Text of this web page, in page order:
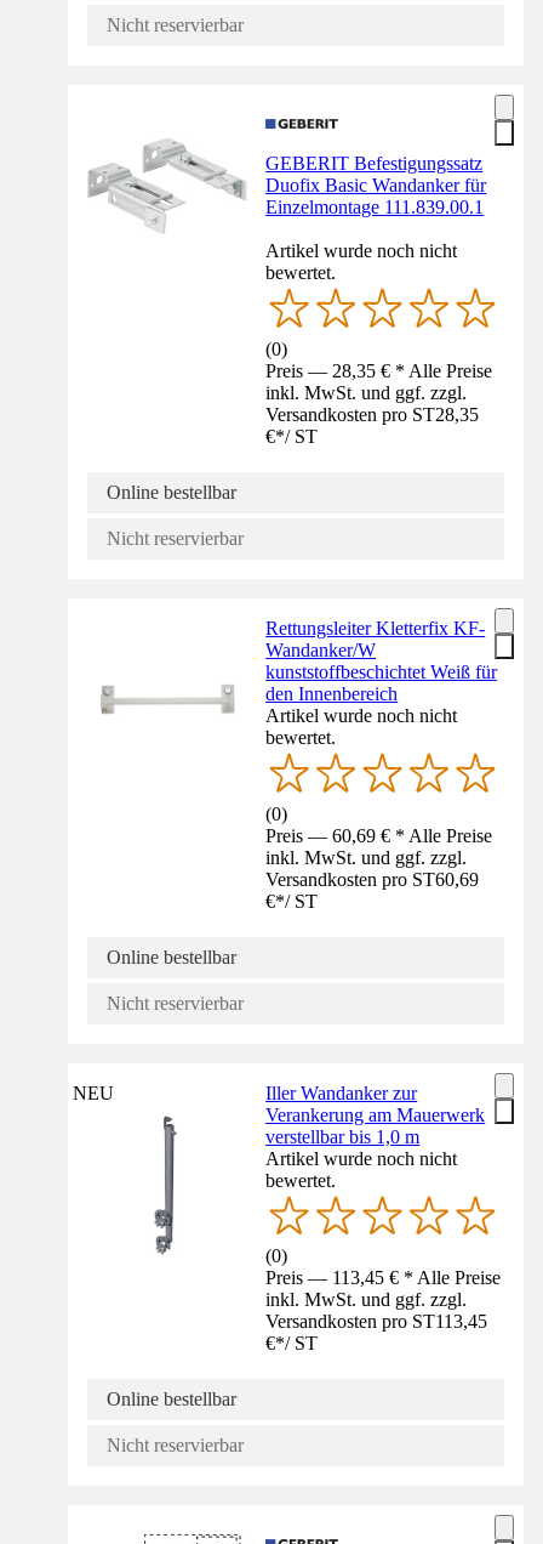
Nicht reservierbar
GEBERIT Befestigungssatz
Duofix Basic Wandanker für
Einzelmontage 111.839.00.1
Artikel wurde noch nicht
bewertet.
(0)
Preis — 28,35 € * Alle Preise
inkl. MwSt. und ggf. zzgl.
Versandkosten pro ST28,35
€*/ ST
Online bestellbar
Nicht reservierbar
Rettungsleiter Kletterfix KF-
Wandanker/W
kunststoffbeschichtet Weiß für
den Innenbereich
Artikel wurde noch nicht
bewertet.
(0)
Preis — 60,69 € * Alle Preise
inkl. MwSt. und ggf. zzgl.
Versandkosten pro ST60,69
€*/ ST
Online bestellbar
Nicht reservierbar
NEU
Iller Wandanker zur
Verankerung am Mauerwerk
verstellbar bis 1,0 m
Artikel wurde noch nicht
bewertet.
(0)
Preis — 113,45 € * Alle Preise
inkl. MwSt. und ggf. zzgl.
Versandkosten pro ST113,45
€*/ ST
Online bestellbar
Nicht reservierbar